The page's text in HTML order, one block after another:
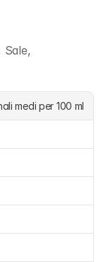
Sale,
medi per 100 ml